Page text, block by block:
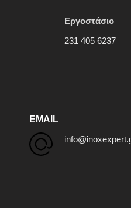
Εργοστάσιο
231 405 6237
EMAIL